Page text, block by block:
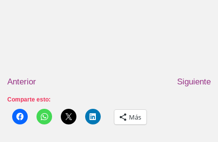
Anterior Siguiente
Comparte esto:
Más